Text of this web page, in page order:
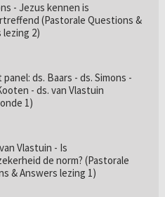
- Jezus kennen is
(Pastorale Questions &
lezing 2)
panel: ds. Baars - ds. Simons -
- ds. van Vlastuin
1)
Vlastuin - Is
de norm? (Pastorale
& Answers lezing 1)